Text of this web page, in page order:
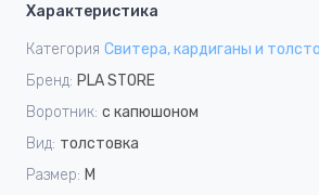
Характеристика
Категория Свитера, кардиганы и
Бренд: PLA STORE
Воротник: с капюшоном
Вид: толстовка
Размер: M